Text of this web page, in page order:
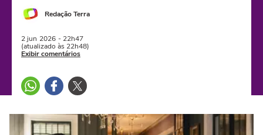
Redação Terra
2 jun 2026 - 22h47
(atualizado às 22h48)
Exibir comentários